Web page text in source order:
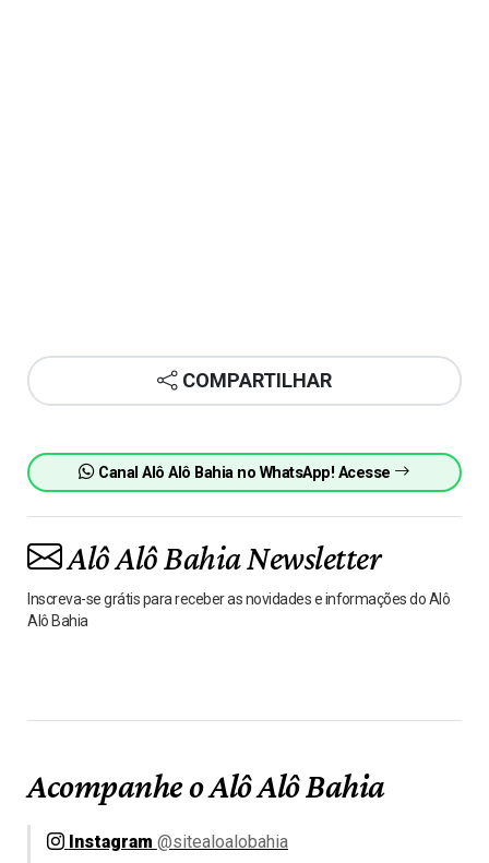
COMPARTILHAR
Canal Alô Alô Bahia no WhatsApp! Acesse
Alô Alô Bahia Newsletter
Inscreva-se grátis para receber as novidades e informações do Alô
Alô Bahia
Acompanhe o Alô Alô Bahia
Instagram @sitealoalobahia